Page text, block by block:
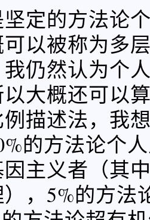
定的方法论
以被称为多
仍然认为个
大概还可以
描述法，我
的方法论个
主义者（其
，5%的方法